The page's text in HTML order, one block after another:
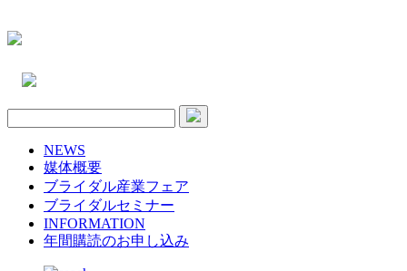
NEWS
媒体概要
ブライダル産業フェア
ブライダルセミナー
INFORMATION
年間購読のお申し込み